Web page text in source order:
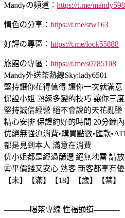
Mandyの頻道： https://t.me/mandy598
情色の分享： https://t.me/stw163
好評の專區： https://t.me/lock55888
旅館の專區： https://t.me/s0785108
Mandy外送茶熱線Sky:lady6501
堅持讓你花得值得 讓你一次就滿意
保證小姐 熟練多變的技巧 讓你三
堅持誠信經營 絕不會說的天花亂
精心安排 保證約好的時間 20分鐘
优絕無強迫消費•購買點數•匯款
都是見到本人 滿意在消費
优小姐都是經過篩選 絕無地雷 請
㊣平價錢又安心 熟客 新客都享有
【未】【滿】【18】【歲】【禁】
———-喝茶專線 性福通道———-